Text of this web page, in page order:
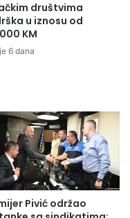
svoju biografiju
ras.com, lično ili
društvima
u iznosu od
KM
6 dana
Pivić održao